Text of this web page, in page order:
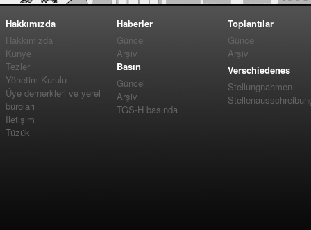
Hakkımızda
Hakkımızda
Künye
Tezler
Yönetim Kurulu
Üye dernerkleri ve yerel
büroları
İletişim
Tüzük
Haberler
Güncel
Arşiv
Basın
Güncel
Arşiv
TGS-H basında
Toplantılar
Güncel
Arşiv
Verschiedenes
Stellungnahmen